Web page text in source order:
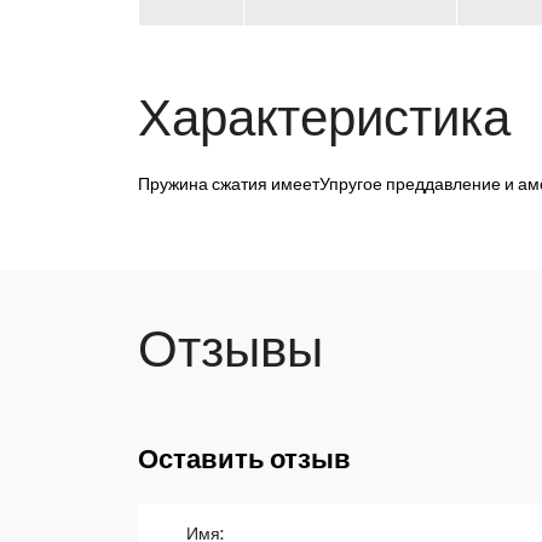
Характеристика
Пружина сжатия имеетУпругое преддавление и
Отзывы
Оставить отзыв